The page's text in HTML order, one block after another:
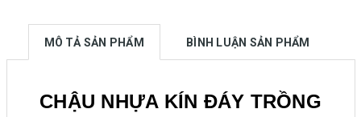
MÔ TẢ SẢN PHẨM BÌNH LUẬN SẢN PHẨM
CHẬU NHỰA KÍN ĐÁY TRỒNG